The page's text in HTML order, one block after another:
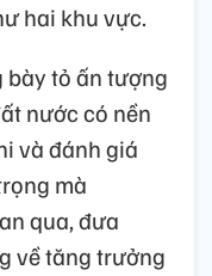
hai khu vực.
bày tỏ ấn tượng
nước có nền
và đánh giá
mà
qua, đưa
về tăng trưởng